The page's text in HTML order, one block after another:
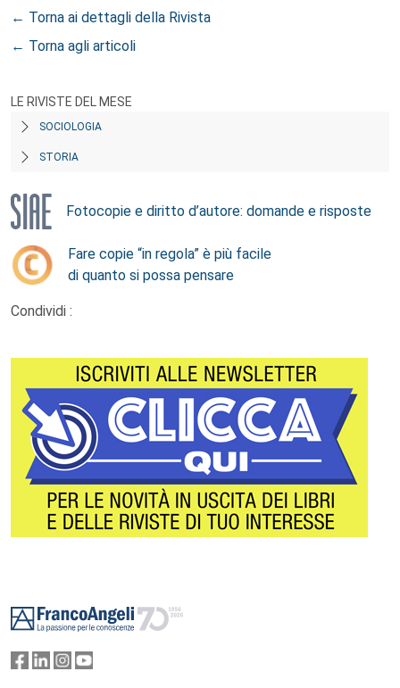
← Torna ai dettagli della Rivista
← Torna agli articoli
LE RIVISTE DEL MESE
SOCIOLOGIA
STORIA
Fotocopie e diritto d’autore: domande e risposte
Fare copie “in regola” è più facile
di quanto si possa pensare
Condividi :